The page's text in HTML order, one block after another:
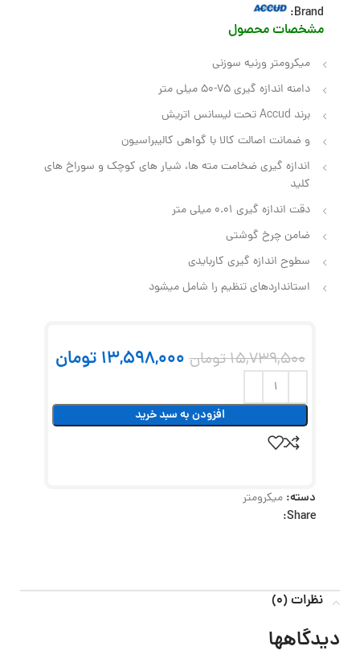
Brand:
مشخصات محصول
میکرومتر ورنیه سوزنی
دامنه اندازه گیری 75-50 میلی متر
برند Accud تحت لیسانس اتریش
و ضمانت اصالت کالا با گواهی کالیبراسیون
اندازه‌ گیری ضخامت مته‌ ها، شیار های کوچک و سوراخ‌ های
کلید
دقت اندازه گیری 0.01 میلی‌ متر
ضامن چرخ‌ گوشتی
سطوح اندازه‌ گیری کاربایدی
استانداردهای تنظیم را شامل میشود
15,739,500تومان 13,598,000 تومان
افزودن به سبد خرید
دسته: میکرومتر
Share:
نظرات (0)
دیدگاهها